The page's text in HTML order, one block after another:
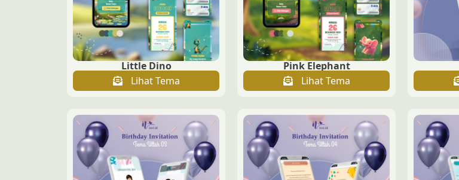
Little Dino
Lihat Tema
Pink Elephant
Lihat Tema